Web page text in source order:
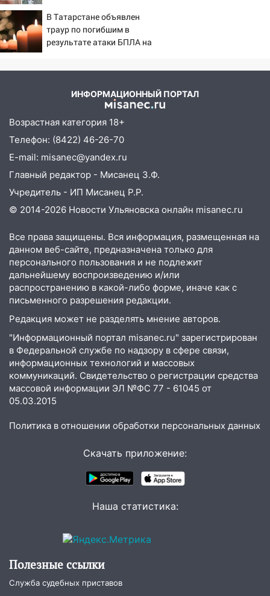
07:00
Прохладная ночь и ветреный
день: прогноз погоды в Ульяновске 10
августа
парализовали Ульяновскую область: ЧП
05:50 Пять украденных лошадей и
смертельная драка
05:00 Боль, скованность и старение
дисков: как повседневные привычки
незаметно разрушают наш позвоночник
03:00 День скрытых ловушек и
на 10 августа
09.08.2026
21:58 В Ульяновске около «нового»
моста утопили автомобиль «Вольво»
20:20
Итоги 9 августа в Ульяновской
области: разгул стихии, поиски
человека на Волге и транспортный
коллапс
19:43 Из-за ураганного ветра упали
деревья в парке «Победы»
18:00 Пепелище на Балтийской: в
Заволжье ульяновские спасатели
ликвидировали крупный пожар
Прогноз погоды на 10 августа в
Ульяновской области
Волге пропал известный блогер: нужна
Соцсети: на «Ауди» упало дерево
15:12
многоэтажке
девочку
В Татарстане объявлен
траур по погибшим в
результате атаки БПЛА на
ИНФОРМАЦИОННЫЙ ПОРТАЛ
Возрастная категория 18+
Телефон: (8422) 46-26-70
E-mail: misanec@yandex.ru
Главный редактор - Мисанец З.Ф.
Учредитель - ИП Мисанец Р.Р.
© 2014-2026 Новости Ульяновска онлайн misanec.ru
Все права защищены. Вся информация, размещенная на
данном веб-сайте, предназначена только для
персонального пользования и не подлежит
дальнейшему воспроизведению и/или
распространению в какой-либо форме, иначе как с
письменного разрешения редакции.
Редакция может не разделять мнение авторов.
"Информационный портал misanec.ru" зарегистрирован
в Федеральной службе по надзору в сфере связи,
информационных технологий и массовых
коммуникаций. Свидетельство о регистрации средства
массовой информации ЭЛ №ФС 77 - 61045 от
05.03.2015
Политика в отношении обработки персональных данных
Скачать приложение:
Наша статистика:
Полезные ссылки
Служба судебных приставов